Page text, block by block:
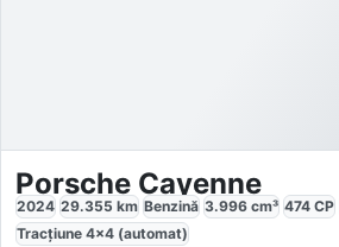
Porsche Cayenne
2024 29.355 km Benzină 3.996 cm³ 474 CP
Tracțiune 4x4 (automat)